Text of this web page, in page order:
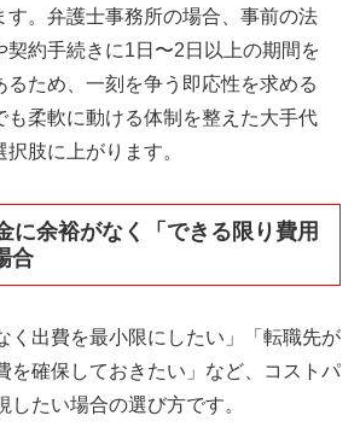
す。弁護士事務所の場合、事前の法
契約手続きに1日〜2日以上の期間を
るため、一刻を争う即応性を求める
も柔軟に動ける体制を整えた大手代
肢に上がります。
に余裕がなく「できる限り費用
合
く出費を最小限にしたい」「転職先が
を確保しておきたい」など、コストパ
したい場合の選び方です。